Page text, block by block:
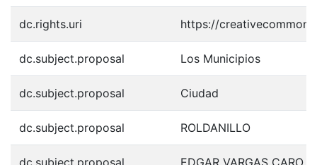
dc.rights.uri https://
dc.subject.proposal Los Municipios
dc.subject.proposal Ciudad
dc.subject.proposal ROLDANILLO
dc.subject.proposal EDGAR VARGAS CARO